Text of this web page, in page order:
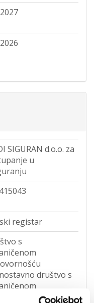
SIGURAN d.o.o. za
u
registar
s
društvo s